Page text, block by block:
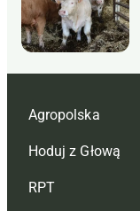
Agropolska
Redakcja
Reklama
Hoduj z Głową
Hoduj z głową bydło
RPT